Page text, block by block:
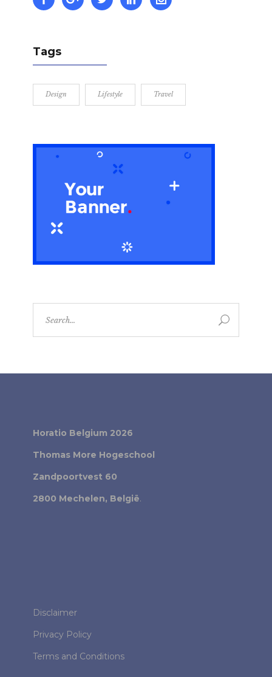
Tags
Design Lifestyle Travel
Horatio Belgium 2026
Thomas More Hogeschool
Zandpoortvest 60
2800 Mechelen, België.
Disclaimer
Privacy Policy
Terms and Conditions